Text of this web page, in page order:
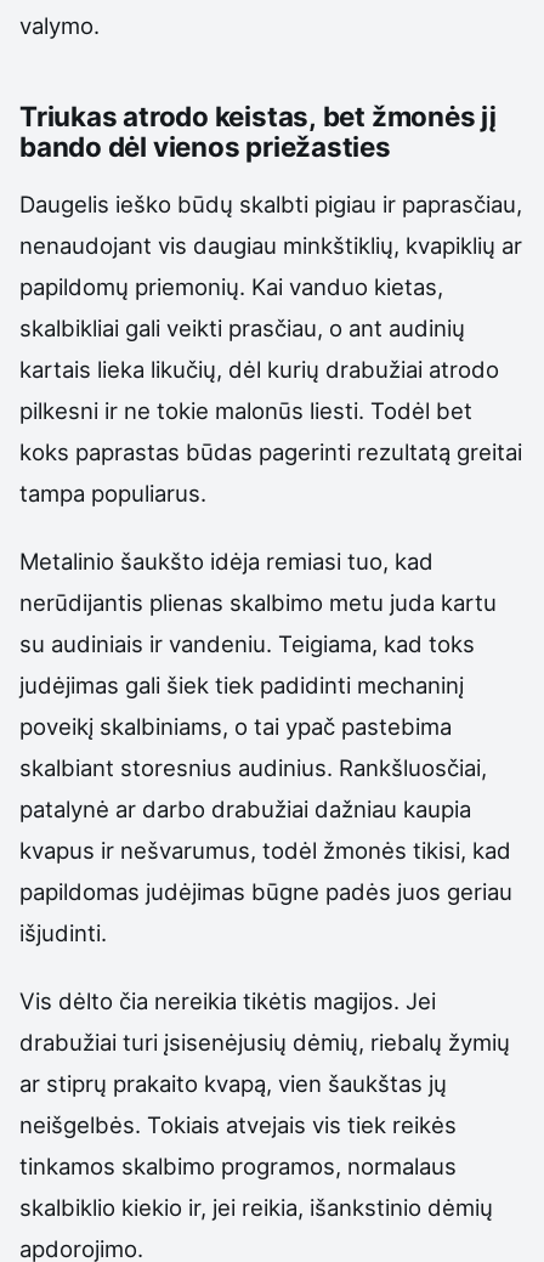
valymo.
Triukas atrodo keistas, bet žmonės jį
bando dėl vienos priežasties
Daugelis ieško būdų skalbti pigiau ir paprasčiau,
nenaudojant vis daugiau minkštiklių, kvapiklių ar
papildomų priemonių. Kai vanduo kietas,
skalbikliai gali veikti prasčiau, o ant audinių
kartais lieka likučių, dėl kurių drabužiai atrodo
pilkesni ir ne tokie malonūs liesti. Todėl bet
koks paprastas būdas pagerinti rezultatą greitai
tampa populiarus.
Metalinio šaukšto idėja remiasi tuo, kad
nerūdijantis plienas skalbimo metu juda kartu
su audiniais ir vandeniu. Teigiama, kad toks
judėjimas gali šiek tiek padidinti mechaninį
poveikį skalbiniams, o tai ypač pastebima
skalbiant storesnius audinius. Rankšluosčiai,
patalynė ar darbo drabužiai dažniau kaupia
kvapus ir nešvarumus, todėl žmonės tikisi, kad
papildomas judėjimas būgne padės juos geriau
išjudinti.
Vis dėlto čia nereikia tikėtis magijos. Jei
drabužiai turi įsisenėjusių dėmių, riebalų žymių
ar stiprų prakaito kvapą, vien šaukštas jų
neišgelbės. Tokiais atvejais vis tiek reikės
tinkamos skalbimo programos, normalaus
skalbiklio kiekio ir, jei reikia, išankstinio dėmių
apdorojimo.